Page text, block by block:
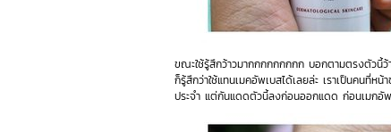
ขณะใช้รู้สึกว้าวมากกกกกกกกก บอกตามตรงตัวนี้
ก็รู้สึกว่าใช้แทนเมคอัพเบสได้เลยล่ะ เราเป็นคนที่
ประจำ แต่กันแดดตัวนี้ลงก่อนออกแดด ก่อนเมกอัพ